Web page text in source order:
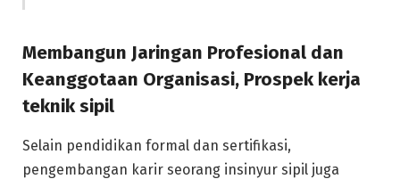
Membangun Jaringan Profesional dan
Keanggotaan Organisasi, Prospek kerja
teknik sipil
Selain pendidikan formal dan sertifikasi,
pengembangan karir seorang insinyur sipil juga